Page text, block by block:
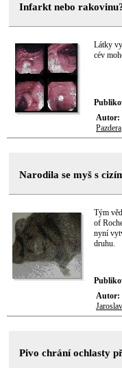
Infarkt nebo
Látky
cév
Autor:
Pazdera
Narodila se myš s
Tým
of
nyní
druhu.
Autor:
Pivo chrání ochlasty